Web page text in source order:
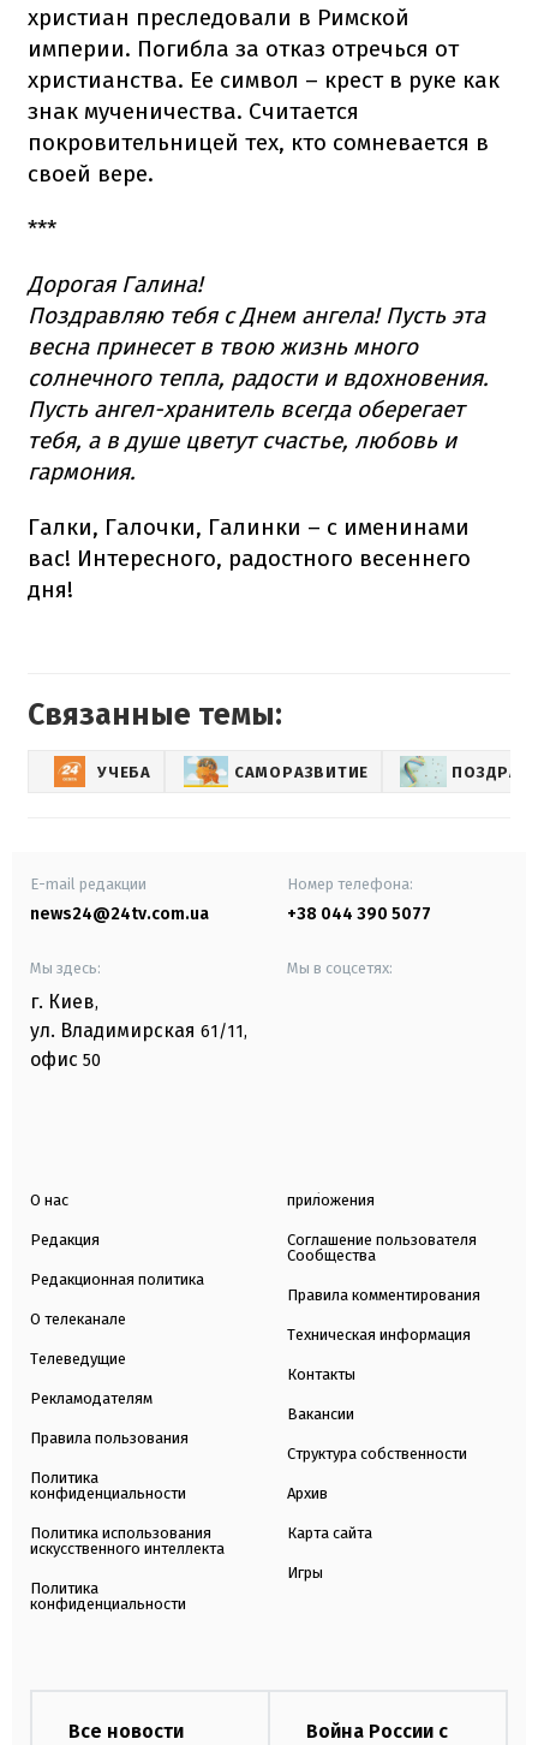
христиан преследовали в Римской
империи. Погибла за отказ отречься от
христианства. Ее символ – крест в руке как
знак мученичества. Считается
покровительницей тех, кто сомневается в
своей вере.
***
Дорогая Галина!
Поздравляю тебя с Днем ангела! Пусть эта
весна принесет в твою жизнь много
солнечного тепла, радости и вдохновения.
Пусть ангел-хранитель всегда оберегает
тебя, а в душе цветут счастье, любовь и
гармония.
Галки, Галочки, Галинки – с именинами
вас! Интересного, радостного весеннего
дня!
Связанные темы:
УЧЕБА САМОРАЗВИТИЕ
E-mail редакции
news24@24tv.com.ua
Номер телефона:
+38 044 390 5077
Мы здесь:
г. Киев,
ул. Владимирская 61/11,
офис 50
Мы в соцсетях:
О нас
Редакция
Редакционная политика
О телеканале
Телеведущие
Рекламодателям
Правила пользования
Политика
конфиденциальности
Политика использования
искусственного интеллекта
Политика
конфиденциальности
приложения
Соглашение пользователя
Сообщества
Правила комментирования
Техническая информация
Контакты
Вакансии
Структура собственности
Архив
Карта сайта
Игры
Все новости
Война России с